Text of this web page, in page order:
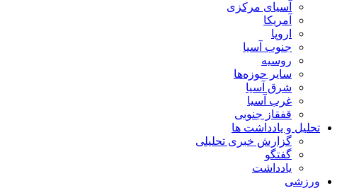
آسیای مرکزی
آمریکا
اروپا
جنوب آسیا
روسیه
سایر حوزه‌ها
شرق آسیا
غرب آسیا
قفقاز جنوبی
تحلیل و یادداشت ها
گزارش خبری تحلیلی
گفتگو
یادداشت
ورزشی